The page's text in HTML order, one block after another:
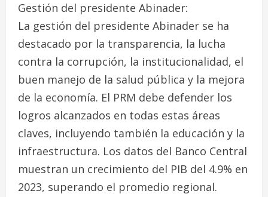
Gestión del presidente Abinader:
La gestión del presidente Abinader se ha
destacado por la transparencia, la lucha
contra la corrupción, la institucionalidad, el
buen manejo de la salud pública y la mejora
de la economía. El PRM debe defender los
logros alcanzados en todas estas áreas
claves, incluyendo también la educación y la
infraestructura. Los datos del Banco Central
muestran un crecimiento del PIB del 4.9% en
2023, superando el promedio regional.